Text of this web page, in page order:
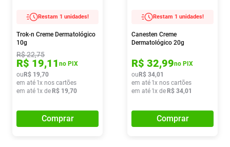
Restam 1 unidades!
Trok-n Creme Dermatológico
10g
R$22,75
R$ 19,11 no PIX
ou R$ 19,70
em até 1x nos cartões
em até 1x de R$ 19,70
Comprar
Restam 1 unidades!
Canesten Creme
Dermatológico 20g
R$ 32,99no PIX
ou R$ 34,01
em até 1x nos cartões
em até 1x de R$ 34,01
Comprar